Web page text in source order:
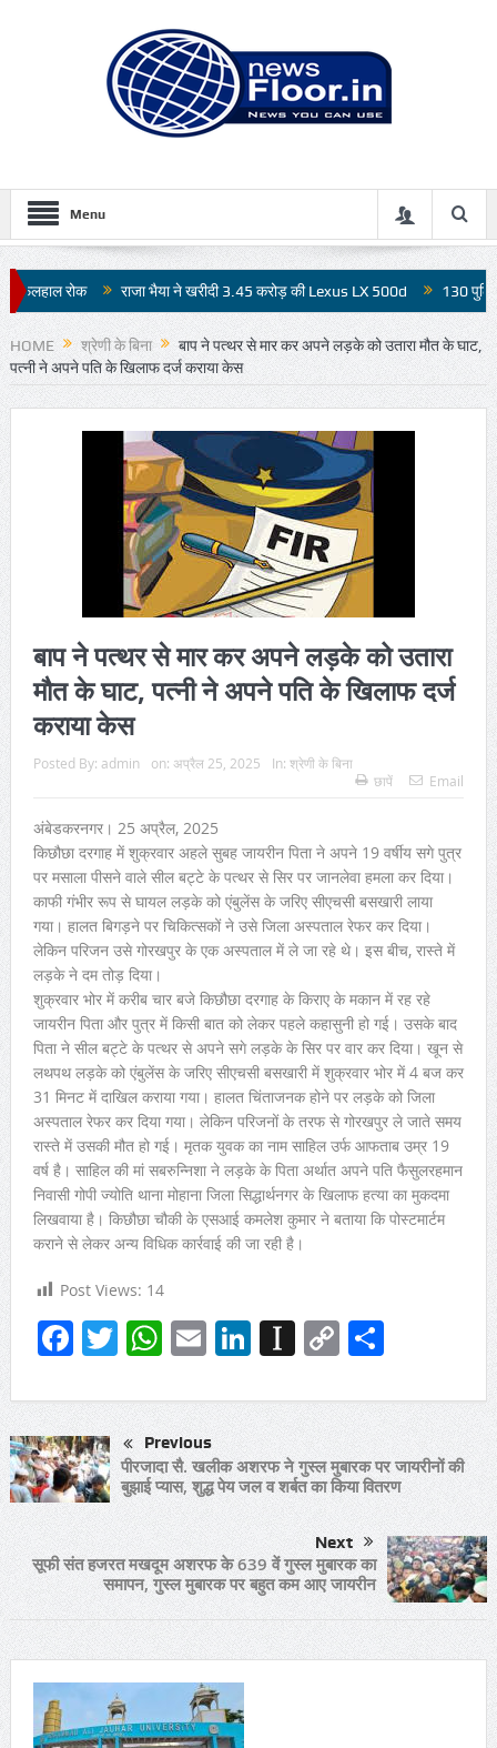
Menu
ने खरीदी 3.45 करोड़ की Lexus LX 500d 130 पुलिसकर्मियों वाला बसखारी
HOME श्रेणी के बिना
बाप ने पत्थर से मार कर अपने लड़के को उतारा मौत के घाट,
पत्नी ने अपने पति के खिलाफ दर्ज कराया केस
बाप ने पत्थर से मार कर अपने लड़के को उतारा
मौत के घाट, पत्नी ने अपने पति के खिलाफ दर्ज
कराया केस
Posted By: admin on: अप्रैल 25, 2025 In: श्रेणी के बिना
छापें
Email
अंबेडकरनगर। 25 अप्रैल, 2025
किछौछा दरगाह में शुक्रवार अहले सुबह जायरीन पिता ने अपने 19 वर्षीय सगे पुत्र
पर मसाला पीसने वाले सील बट्टे के पत्थर से सिर पर जानलेवा हमला कर दिया।
काफी गंभीर रूप से घायल लड़के को एंबुलेंस के जरिए सीएचसी बसखारी लाया
गया। हालत बिगड़ने पर चिकित्सकों ने उसे जिला अस्पताल रेफर कर दिया।
लेकिन परिजन उसे गोरखपुर के एक अस्पताल में ले जा रहे थे। इस बीच, रास्ते में
लड़के ने दम तोड़ दिया।
शुक्रवार भोर में करीब चार बजे किछौछा दरगाह के किराए के मकान में रह रहे
जायरीन पिता और पुत्र में किसी बात को लेकर पहले कहासुनी हो गई। उसके बाद
पिता ने सील बट्टे के पत्थर से अपने सगे लड़के के सिर पर वार कर दिया। खून से
लथपथ लड़के को एंबुलेंस के जरिए सीएचसी बसखारी में शुक्रवार भोर में 4 बज कर
31 मिनट में दाखिल कराया गया। हालत चिंताजनक होने पर लड़के को जिला
अस्पताल रेफर कर दिया गया। लेकिन परिजनों के तरफ से गोरखपुर ले जाते समय
रास्ते में उसकी मौत हो गई। मृतक युवक का नाम साहिल उर्फ आफताब उम्र 19
वर्ष है। साहिल की मां सबरुन्निशा ने लड़के के पिता अर्थात अपने पति फैसुलरहमान
निवासी गोपी ज्योति थाना मोहाना जिला सिद्धार्थनगर के खिलाफ हत्या का मुकदमा
लिखवाया है। किछौछा चौकी के एसआई कमलेश कुमार ने बताया कि पोस्टमार्टम
कराने से लेकर अन्य विधिक कार्रवाई की जा रही है।
Post Views: 14
Facebook
Twitter
WhatsApp
EmailLinkedIn
Instapaper
CopyShare
Previous
पीरजादा सै. खलीक अशरफ ने गुस्ल मुबारक पर जायरीनों की
बुझाई प्यास, शुद्ध पेय जल व शर्बत का किया वितरण
Next
सूफी संत हजरत मखदूम अशरफ के 639 वें गुस्ल मुबारक का
समापन, गुस्ल मुबारक पर बहुत कम आए जायरीन